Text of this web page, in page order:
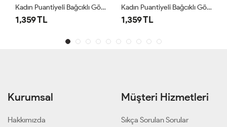
Kadın Puantiyeli Bağcıklı Gömlek Beyaz
1,359 TL
Kadın Puantiyeli Bağcıklı Gömlek Kahverengi
1,359 TL
Kurumsal
Hakkımızda
Müşteri Hizmetleri
Sıkça Sorulan Sorular